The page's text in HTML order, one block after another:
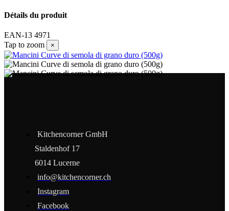
Détails du produit
EAN-13 4971
Tap to zoom
×
Kitchencorner GmbH
Staldenhof 17
6014 Lucerne
info@kitchencorner.ch
Instagram
Facebook